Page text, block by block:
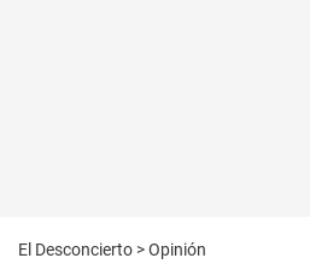
El Desconcierto >Opinión